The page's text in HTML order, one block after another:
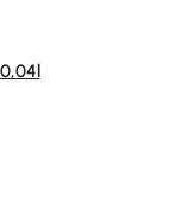
5 Sternen